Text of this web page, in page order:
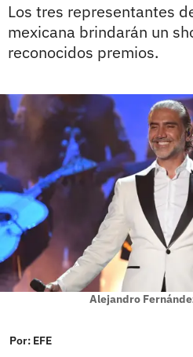
Los tres representantes
mexicana brindarán un
reconocidos premios.
Alejandro
Por: EFE